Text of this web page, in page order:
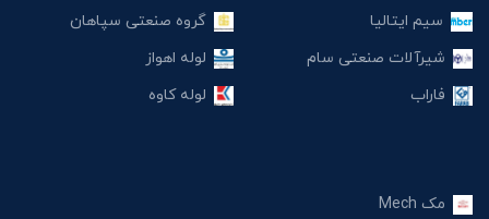
سیم ایتالیا
شیرآلات صنعتی سام
فاراب
گروه صنعتی سپاهان
لوله اهواز
لوله کاوه
مک Mech